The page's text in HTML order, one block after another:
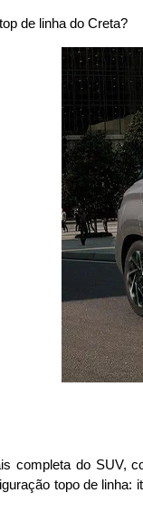
de linha do Creta?
completa do SUV,
topo de